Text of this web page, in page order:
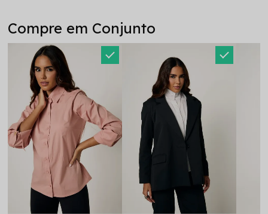
Compre em Conjunto